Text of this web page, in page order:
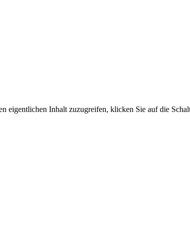
eigentlichen Inhalt zuzugreifen, klicken Sie auf die